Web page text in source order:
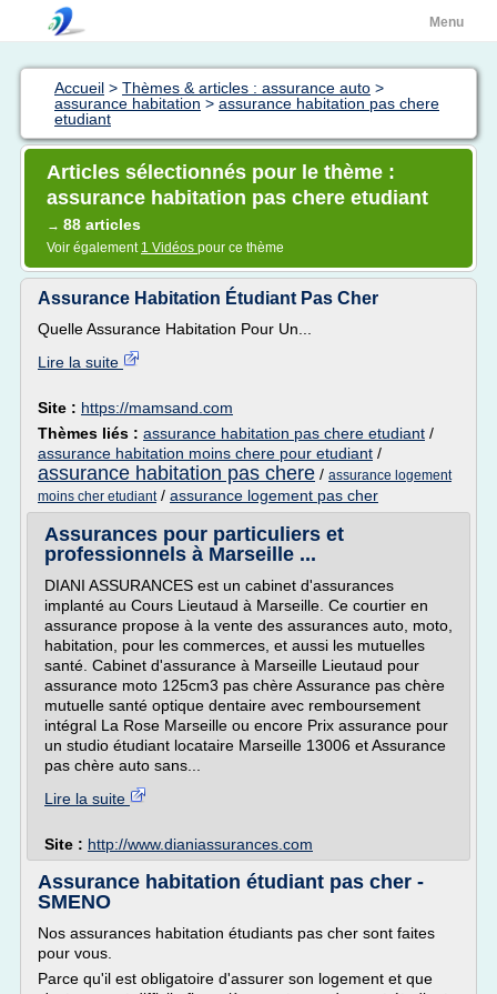
Menu
Accueil > Thèmes & articles : assurance auto >
assurance habitation > assurance habitation pas chere
etudiant
Articles sélectionnés pour le thème :
assurance habitation pas chere etudiant
→ 88 articles
Voir également 1 Vidéos pour ce thème
Assurance Habitation Étudiant Pas Cher
Quelle Assurance Habitation Pour Un...
Lire la suite
Site : https://mamsand.com
Thèmes liés : assurance habitation pas chere etudiant /
assurance habitation moins chere pour etudiant /
assurance habitation pas chere / assurance logement
moins cher etudiant/ assurance logement pas cher
Assurances pour particuliers et
professionnels à Marseille ...
DIANI ASSURANCES est un cabinet d'assurances
implanté au Cours Lieutaud à Marseille. Ce courtier en
assurance propose à la vente des assurances auto, moto,
habitation, pour les commerces, et aussi les mutuelles
santé. Cabinet d'assurance à Marseille Lieutaud pour
assurance moto 125cm3 pas chère Assurance pas chère
mutuelle santé optique dentaire avec remboursement
intégral La Rose Marseille ou encore Prix assurance pour
un studio étudiant locataire Marseille 13006 et Assurance
pas chère auto sans...
Lire la suite
Site : http://www.dianiassurances.com
Assurance habitation étudiant pas cher -
SMENO
Nos assurances habitation étudiants pas cher sont faites
pour vous.
Parce qu'il est obligatoire d'assurer son logement et que